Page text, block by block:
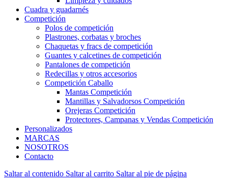
Cuadra y guadarnés
Competición
Polos de competición
Plastrones, corbatas y broches
Chaquetas y fracs de competición
Guantes y calcetines de competición
Pantalones de competición
Redecillas y otros accesorios
Competición Caballo
Mantas Competición
Mantillas y Salvadorsos Competición
Orejeras Competición
Protectores, Campanas y Vendas Competición
Personalizados
MARCAS
NOSOTROS
Contacto
Saltar al contenido Saltar al carrito Saltar al pie de página